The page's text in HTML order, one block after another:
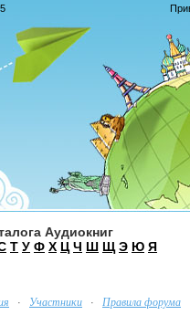
Аудиокниг
Т У Ф Х Ц Ч Ш Щ Э Ю Я
· Участники · Правила форума